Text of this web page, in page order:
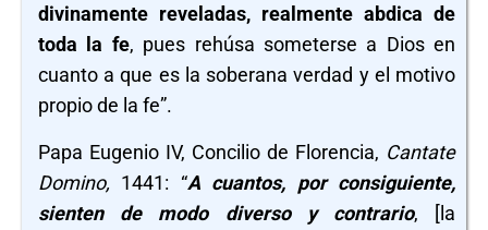
divinamente reveladas, realmente abdica de
toda la fe, pues rehúsa someterse a Dios en
cuanto a que es la soberana verdad y el motivo
propio de la fe”.
Papa Eugenio IV, Concilio de Florencia, Cantate
Domino, 1441: “A cuantos, por consiguiente,
sienten de modo diverso y contrario, [la